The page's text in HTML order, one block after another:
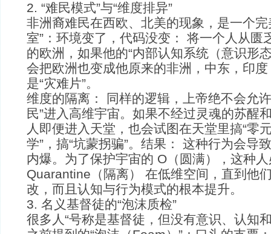
2. “难民模式”与“维度排异”
非洲裔难民在西欧、北美的现象，是一个完
室”：环境变了，代码没变： 将一个人从匮
的欧洲，如果他的“内部认知系统（意识形
会把欧洲也变成他原来的非洲，中东，印
是“灾难片”。
维度的隔离： 同样的逻辑，上帝绝不会允
民”进入高维宇宙。如果不经过灵魂的苏醒
人即便进入天堂，也会试图在天堂里搞“零
学”，搞“坑蒙拐骗”。结果： 这种行为会导
内爆。为了保护宇宙的 O（圆满），这种
Quarantine（隔离） 在低维空间，直到他
改，而且认知与行为模式的根本提升。
3. 名义基督徒的“泡沫质检”
很多人“号称是基督徒，但没有意识、认知